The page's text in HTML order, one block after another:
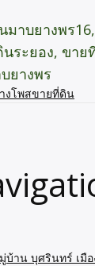
าบยางพร
ระยอง, ขาย
ยางพร
งโพสขายที่ดิน
าน บุศรินทร์ เมือ